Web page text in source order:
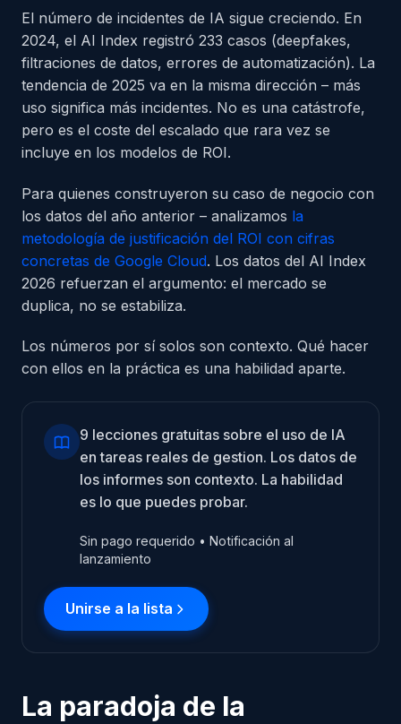
El número de incidentes de IA sigue creciendo. En
2024, el AI Index registró 233 casos (deepfakes,
filtraciones de datos, errores de automatización). La
tendencia de 2025 va en la misma dirección – más
uso significa más incidentes. No es una catástrofe,
pero es el coste del escalado que rara vez se
incluye en los modelos de ROI.
Para quienes construyeron su caso de negocio con
los datos del año anterior – analizamos la
metodología de justificación del ROI con cifras
concretas de Google Cloud. Los datos del AI Index
2026 refuerzan el argumento: el mercado se
duplica, no se estabiliza.
Los números por sí solos son contexto. Qué hacer
con ellos en la práctica es una habilidad aparte.
9 lecciones gratuitas sobre el uso de IA
en tareas reales de gestion. Los datos de
los informes son contexto. La habilidad
es lo que puedes probar.
Sin pago requerido • Notificación al
lanzamiento
Unirse a la lista
La paradoja de la